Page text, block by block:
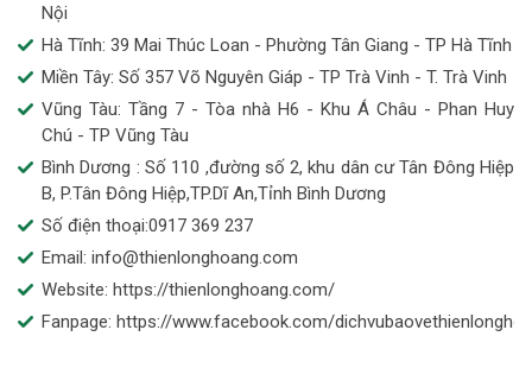
Nội
Hà Tĩnh: 39 Mai Thúc Loan - Phường Tân Giang - TP Hà Tĩnh
Miền Tây: Số 357 Võ Nguyên Giáp - TP Trà Vinh - T. Trà Vinh
Vũng Tàu: Tầng 7 - Tòa nhà H6 - Khu Á Châu - Phan Huy
Chú - TP Vũng Tàu
Bình Dương : Số 110 ,đường số 2, khu dân cư Tân Đông Hiệp
B, P.Tân Đông Hiệp,TP.Dĩ An,Tỉnh Bình Dương
Số điện thoại:0917 369 237
Email: info@thienlonghoang.com
Website: https://thienlonghoang.com/
Fanpage: https://www.facebook.com/